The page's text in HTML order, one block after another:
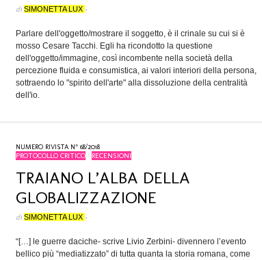
diSIMONETTA LUX •
Parlare dell'oggetto/mostrare il soggetto, è il crinale su cui si è
mosso Cesare Tacchi. Egli ha ricondotto la questione
dell'oggetto/immagine, così incombente nella società della
percezione fluida e consumistica, ai valori interiori della persona,
sottraendo lo "spirito dell'arte" alla dissoluzione della centralità
dell'io.
NUMERO RIVISTA N° 68/2018
PROTOCOLLO CRITICO/ RECENSIONI
TRAIANO L’ALBA DELLA
GLOBALIZZAZIONE
diSIMONETTA LUX •
“[…] le guerre daciche- scrive Livio Zerbini- divennero l’evento
bellico più “mediatizzato” di tutta quanta la storia romana, come